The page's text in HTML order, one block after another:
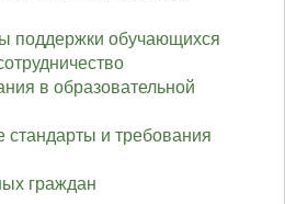
поддержки обучающихся
в образовательной
стандарты и требования
граждан